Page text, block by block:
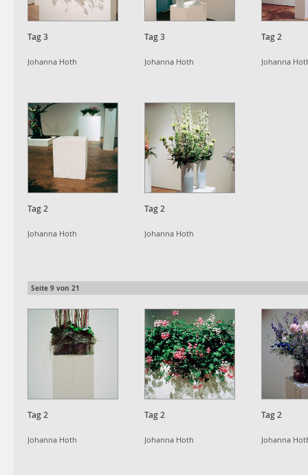
Tag 3
Johanna Hoth
Tag 3
Johanna Hoth
Tag 2
Johanna
Tag 2
Johanna Hoth
Tag 2
Johanna Hoth
Seite 9 von 21
Tag 2
Johanna Hoth
Tag 2
Johanna Hoth
Tag 2
Johanna